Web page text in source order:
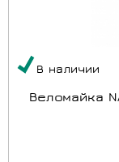
В наличии
Веломайка